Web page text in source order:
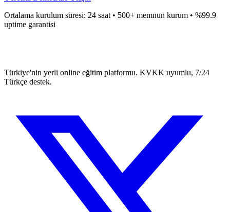
Ortalama kurulum süresi: 24 saat • 500+ memnun kurum • %99.9
uptime garantisi
Türkiye'nin yerli online eğitim platformu. KVKK uyumlu, 7/24
Türkçe destek.